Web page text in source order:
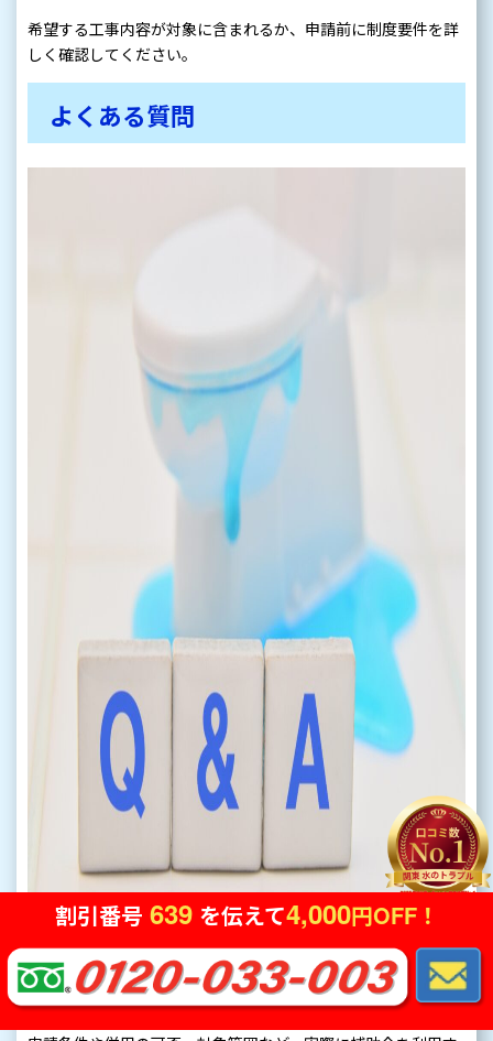
希望する工事内容が対象に含まれるか、申請前に制度要件を詳
しく確認してください。
よくある質問
トイレリフォームの補助金に関して、多くの方が疑問に感じる
点をまとめました。
割引番号 639を伝えて4,000円OFF！